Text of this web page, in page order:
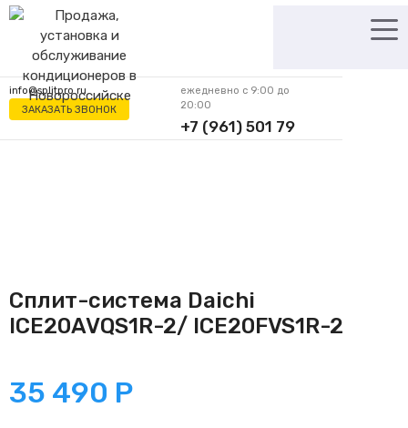
Перейти
содержимому
info@splitpro.ru
ЗАКАЗАТЬ ЗВОНОК
ежедневно с 9:00 до
20:00
+7 (961) 501 79
62
Сплит-система Daichi
ICE20AVQS1R-2/ ICE20FVS1R-2
35 490 Р